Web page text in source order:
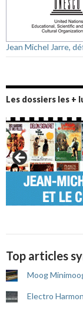
Jean Michel Jarre,
Les dossiers les +
Top articles
Moog
Electro